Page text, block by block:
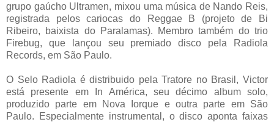
grupo gaúcho Ultramen, mixou uma música de Nando Reis,
registrada pelos cariocas do Reggae B (projeto de Bi
Ribeiro, baixista do Paralamas). Membro também do trio
Firebug, que lançou seu premiado disco pela Radiola
Records, em São Paulo.
O Selo Radiola é distribuido pela Tratore no Brasil, Victor
está presente em In América, seu décimo album solo,
produzido parte em Nova Iorque e outra parte em São
Paulo. Especialmente instrumental, o disco aponta faixas